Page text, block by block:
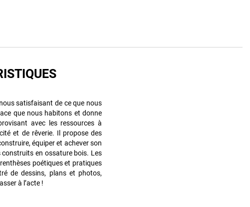
satisfaisant de ce que nous
que nous habitons et donne
avec les ressources à
et de rêverie. Il propose des
équiper et achever son
en ossature bois. Les
poétiques et pratiques
de dessins, plans et photos,
à l’acte !